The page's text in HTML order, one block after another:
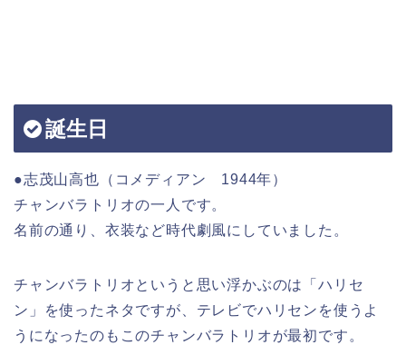
誕生日
●志茂山高也（コメディアン 1944年）
チャンバラトリオの一人です。
名前の通り、衣装など時代劇風にしていました。
チャンバラトリオというと思い浮かぶのは「ハリセ
ン」を使ったネタですが、テレビでハリセンを使うよ
うになったのもこのチャンバラトリオが最初です。